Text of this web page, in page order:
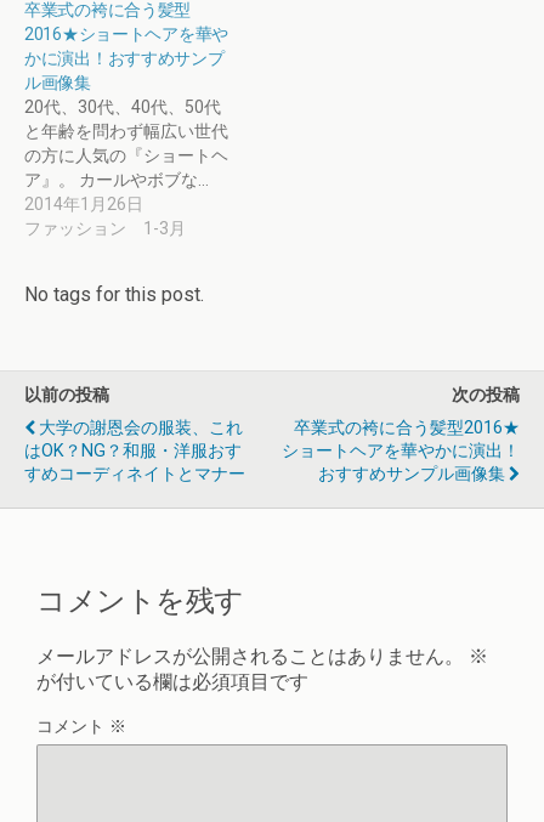
卒業式の袴に合う髪型
2016★ショートヘアを華や
かに演出！おすすめサンプ
ル画像集
20代、30代、40代、50代
と年齢を問わず幅広い世代
の方に人気の『ショートヘ
ア』。 カールやボブな…
2014年1月26日
ファッション 1-3月
No tags for this post.
以前の投稿
大学の謝恩会の服装、これ
はOK？NG？和服・洋服おす
すめコーディネイトとマナー
次の投稿
卒業式の袴に合う髪型2016★
ショートヘアを華やかに演出！
おすすめサンプル画像集
コメントを残す
メールアドレスが公開されることはありません。
※
が付いている欄は必須項目です
コメント ※